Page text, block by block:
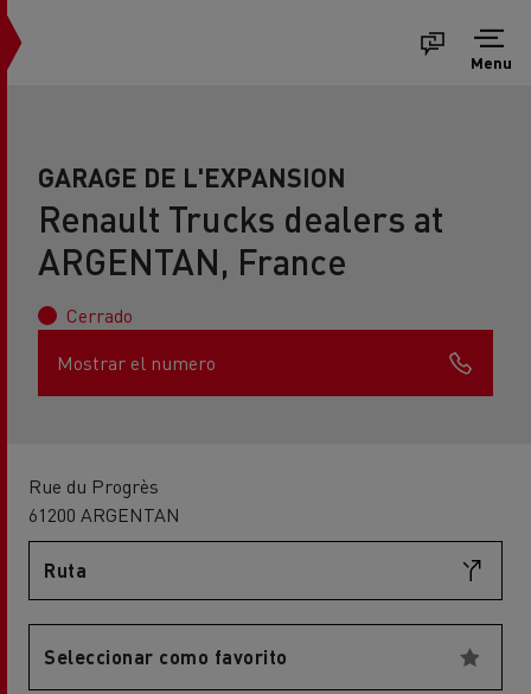
Menu
GARAGE DE L'EXPANSION
Renault Trucks dealers at
ARGENTAN, France
Cerrado
Mostrar el numero
Rue du Progrès
61200 ARGENTAN
Ruta
Seleccionar como favorito